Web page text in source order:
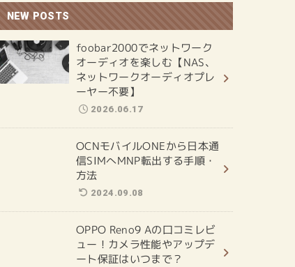
NEW POSTS
foobar2000でネットワーク
オーディオを楽しむ【NAS、
ネットワークオーディオプレ
ーヤー不要】
2026.06.17
OCNモバイルONEから日本通
信SIMへMNP転出する手順・
方法
2024.09.08
OPPO Reno9 Aの口コミレビ
ュー！カメラ性能やアップデ
ート保証はいつまで？